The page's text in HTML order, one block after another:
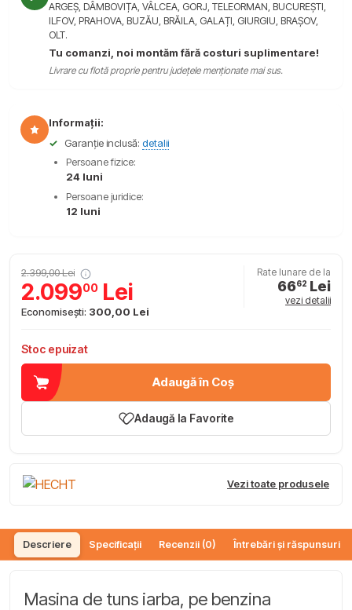
ARGEȘ, DÂMBOVIȚA, VÂLCEA, GORJ, TELEORMAN, BUCUREȘTI,
ILFOV, PRAHOVA, BUZĂU, BRĂILA, GALAȚI, GIURGIU, BRAȘOV,
OLT.
Tu comanzi, noi montăm fără costuri suplimentare!
Livrare cu flotă proprie pentru județele menționate mai sus.
Informații:
✓
Garanție inclusă: detalii
Persoane fizice:
24 luni
Persoane juridice:
12 luni
2.399,00 Lei
2.09900 Lei
Economisești: 300,00 Lei
Rate lunare de la
6662 Lei
vezi detalii
Stoc epuizat
Adaugă în Coș
Adaugă la Favorite
Vezi toate produsele
Descriere Specificații Recenzii (0) Întrebări și răspunsuri
Masina de tuns iarba, pe benzina